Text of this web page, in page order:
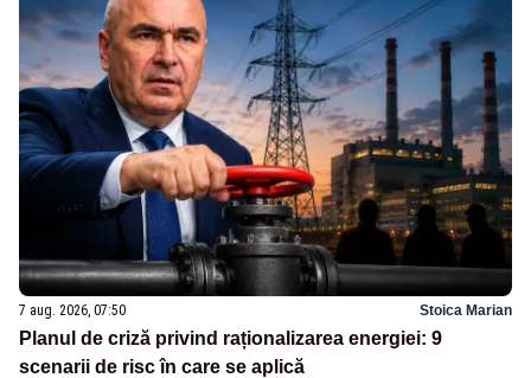
7 aug. 2026, 07:50 Stoica Marian
Planul de criză privind raționalizarea energiei: 9
scenarii de risc în care se aplică